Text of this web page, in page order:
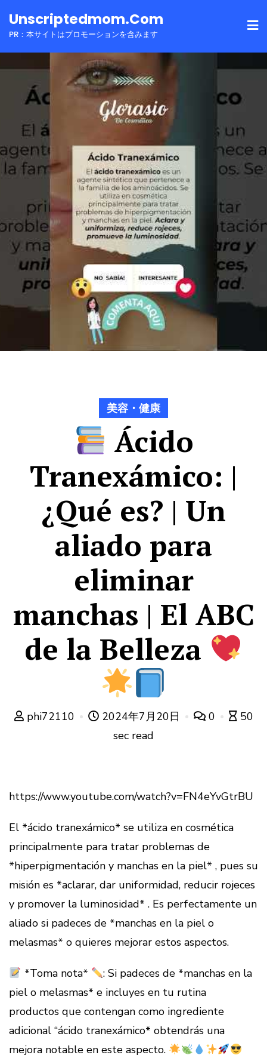
toUnscriptedmom.com
PR：本サイトはプロモーションを含みます
美容・健康
Ácido
Tranexámico: |
¿Qué es? | Un
aliado para
eliminar
manchas | El ABC
de la Belleza
phi72110 2024年7月20日 0
50
sec read
https://www.youtube.com/watch?v=FN4eYvGtrBU
El *ácido tranexámico* se utiliza en cosmética
principalmente para tratar problemas de
*hiperpigmentación y manchas en la piel* , pues su
misión es *aclarar, dar uniformidad, reducir rojeces
y promover la luminosidad* . Es perfectamente un
aliado si padeces de *manchas en la piel o
melasmas* o quieres mejorar estos aspectos.
*Toma nota*
: Si padeces de *manchas en la
piel o melasmas* e incluyes en tu rutina
productos que contengan como ingrediente
adicional “ácido tranexámico* obtendrás una
mejora notable en este aspecto.